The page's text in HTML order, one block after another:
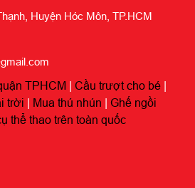
Huyện Hóc Môn, TP.HCM
TPHCM | Cầu trượt cho bé |
trời | Mua thú nhún | Ghế ngồi
thể thao trên toàn quốc